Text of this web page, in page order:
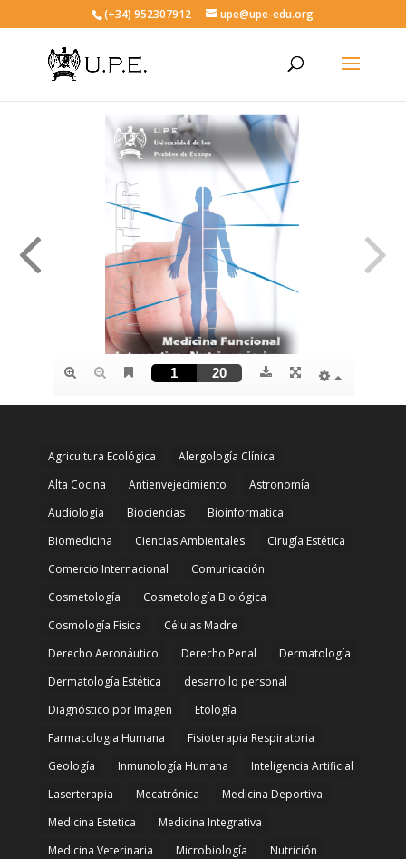
(+34) 952307912 upe@upe-edu.org
Agricultura Ecológica
Alergología Clínica
Alta Cocina
Antienvejecimiento
Astronomía
Audiología
Biociencias
Bioinformatica
Biomedicina
Ciencias Ambientales
Cirugía Estética
Comercio Internacional
Comunicación
Cosmetología
Cosmetología Biológica
Cosmología Física
Células Madre
Derecho Aeronáutico
Derecho Penal
Dermatología
Dermatología Estética
desarrollo personal
Diagnóstico por Imagen
Etología
Farmacologia Humana
Fisioterapia Respiratoria
Geología
Inmunología Humana
Inteligencia Artificial
Laserterapia
Mecatrónica
Medicina Deportiva
Medicina Estetica
Medicina Integrativa
Medicina Veterinaria
Microbiología
Nutrición